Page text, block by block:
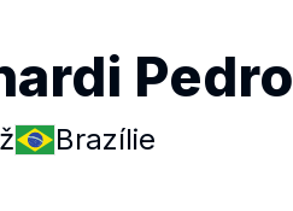
Pedro
Brazílie